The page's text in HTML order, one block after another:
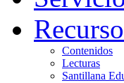
Contenidos
Lecturas
Santillana